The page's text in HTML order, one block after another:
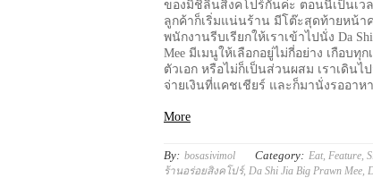
ของมิชิลินสิงคโปร์กันค่ะ ตอนนี้เป็นเวล
ลูกค้าก็เริ่มแน่นร้าน มีโต๊ะสุดท้ายหน้า
พนักงานรีบเรียกให้เราเข้าไปนั่ง Da Shi
Mee มีเมนูให้เลือกอยู่ไม่กี่อย่าง เกือบทุก
ตัวเอก หรือไม่ก็เป็นส่วนผสม เราเดินไ
จ่ายเงินที่แคชเชียร์ และก็มานั่งรออาห
More
By: bosasivimol Category: Eat, Feature ,
ร้านอร่อยสิงคโปร์, Da Shi Jia Big Prawn Mee